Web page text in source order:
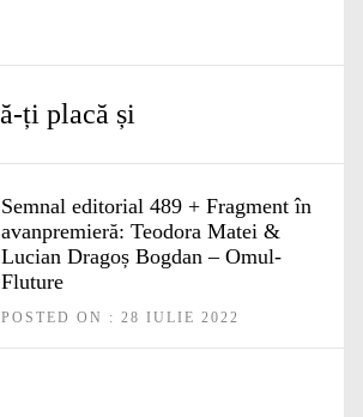
ți placă și
Semnal editorial 489 + Fragment în
avanpremieră: Teodora Matei &
Lucian Dragoș Bogdan – Omul-
Fluture
POSTED ON : 28 IULIE 2022